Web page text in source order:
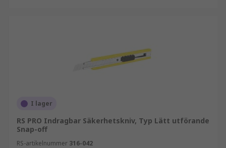
I lager
RS PRO Indragbar Säkerhetskniv, Typ Lätt utförande
Snap-off
RS-artikelnummer 316-042